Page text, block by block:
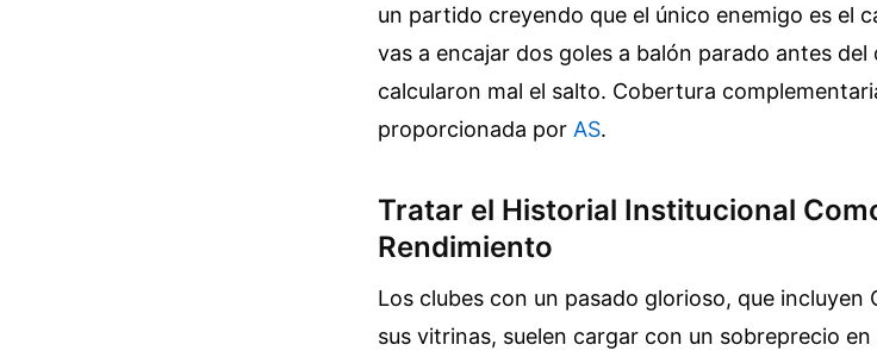
un partido creyendo que el único enemigo es el
vas a encajar dos goles a balón parado antes
calcularon mal el salto. Cobertura
proporcionada por AS.
Tratar el Historial Institucional
Rendimiento
Los clubes con un pasado glorioso, que incluyen
sus vitrinas, suelen cargar con un sobreprecio